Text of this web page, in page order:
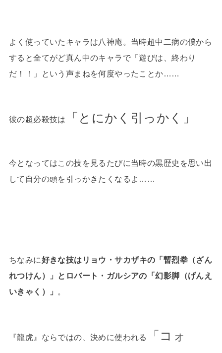
よく使っていたキャラは八神庵。当時超中二病の僕から
すると全てがど真ん中のキャラで「遊びは、終わり
だ！！」という声まねを何度やったことか……
彼の超必殺技は 「とにかく引っかく」
今となってはこの技を見るたびに当時の黒歴史を思い出
して自分の頭を引っかきたくなるよ……
ちなみに好きな技はリョウ・サカザキの「暫烈拳（ざん
れつけん）」とロバート・ガルシアの「幻影脚（げんえ
いきゃく）」 。
『龍虎』ならではの、決めに使われる
「コォ